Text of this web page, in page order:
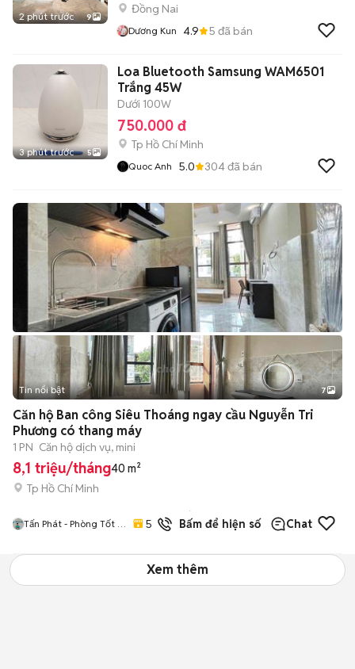
2 phút trước 9
Đồng Nai
Dương Kun 4.9 5 đã bán
3 phút trước 5
Loa Bluetooth Samsung WAM6501
Trắng 45W
Dưới 100W
750.000 đ
Tp Hồ Chí Minh
Quoc Anh 5.0 304đã bán
+2
Tin nổi bật 7
Căn hộ Ban công Siêu Thoáng ngay cầu Nguyễn Tri
Phương có thang máy
1 PN Căn hộ dịch vụ, mini
8,1 triệu/tháng40 m²
Tp Hồ Chí Minh
Tấn Phát - Phòng Tốt /
5.0
đã
bán
Bấm để hiện số Chat
Xem thêm